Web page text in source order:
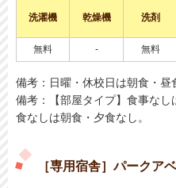
洗濯機 乾燥機 洗剤
無料 - 無料
備考：日曜・休校日は朝食・昼
備考：【部屋タイプ】食事な
食なしは朝食・夕食なし。
［専用宿舎］パークア